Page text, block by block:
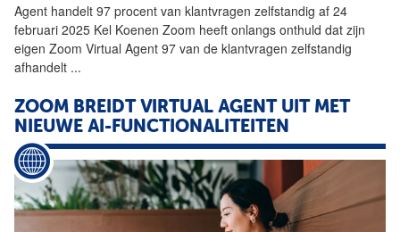
Agent handelt 97 procent van klantvragen zelfstandig af 24
februari 2025 Kel Koenen Zoom heeft onlangs onthuld dat zijn
eigen Zoom Virtual Agent 97 van de klantvragen zelfstandig
afhandelt ...
ZOOM BREIDT VIRTUAL AGENTUIT MET
NIEUWE AI-FUNCTIONALITEITEN